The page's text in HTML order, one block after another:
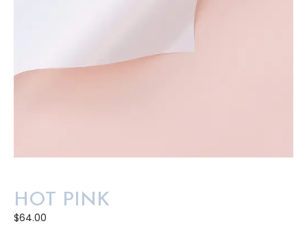
HOT PINK
$64.00